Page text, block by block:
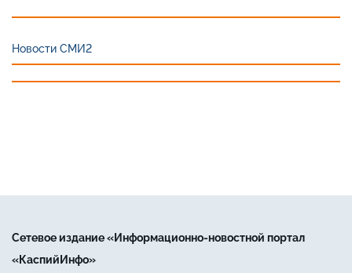
Новости СМИ2
Сетевое издание «Информационно-новостной портал
«КаспийИнфо»